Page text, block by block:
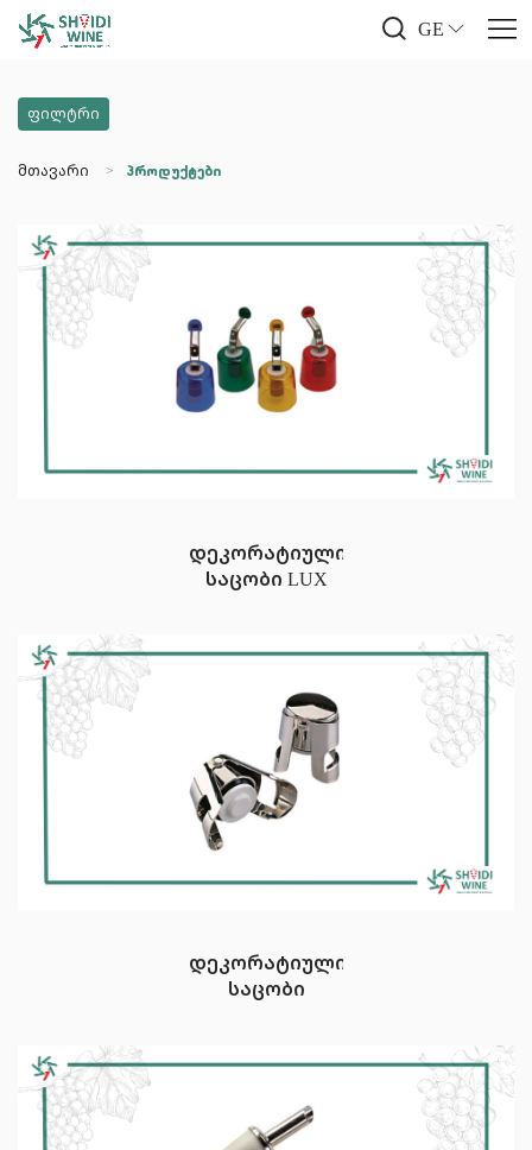
GE
ფილტრი
მთავარი პროდუქტები
დეკორატიული
საცობი LUX
დეკორატიული
საცობი